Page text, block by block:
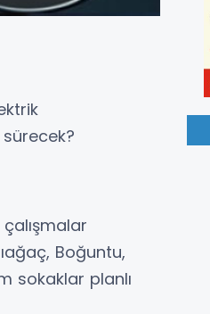
Boğuntu,
sokaklar planlı